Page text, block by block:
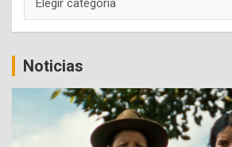
Noticias